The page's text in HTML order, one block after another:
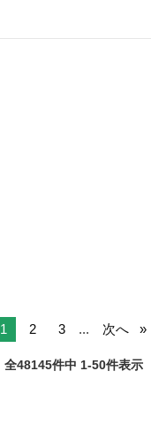
1 2 3 ... 次へ
全48145件中 1-50件表示